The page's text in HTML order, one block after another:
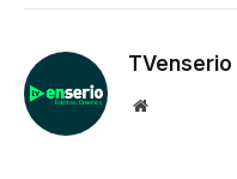
TVenserio
Website